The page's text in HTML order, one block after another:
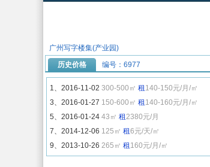
广州写字楼集(产业园)
历史价格
编号：6977
1、2016-11-02 300-500㎡ 租 140-150元/月/㎡
3、2016-01-27 150-600㎡ 租 140-160元/月/㎡
5、2016-01-24 43㎡ 租2380元/月
7、2014-12-06 125㎡ 租6元/天/㎡
9、2013-10-26 265㎡ 租 160元/月/㎡